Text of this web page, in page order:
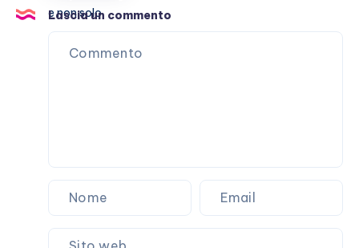
accusata
di
body
Lascia un commento